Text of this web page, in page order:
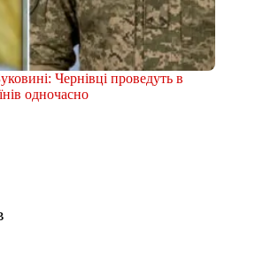
Чернівці проведуть в
одночасно